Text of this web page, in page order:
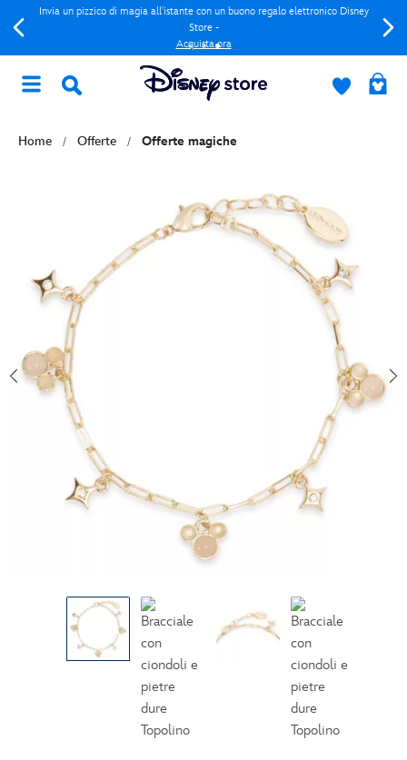
Invia un pizzico di magia all'istante con un buono regalo elettronico Disney
Store -
Acquista ora
Home Offerte Offerte magiche